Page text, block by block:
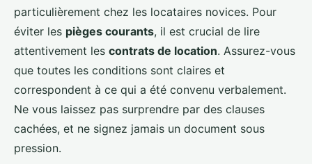
particulièrement chez les locataires novices. Pour
éviter les pièges courants, il est crucial de lire
attentivement les contrats de location. Assurez-vous
que toutes les conditions sont claires et
correspondent à ce qui a été convenu verbalement.
Ne vous laissez pas surprendre par des clauses
cachées, et ne signez jamais un document sous
pression.